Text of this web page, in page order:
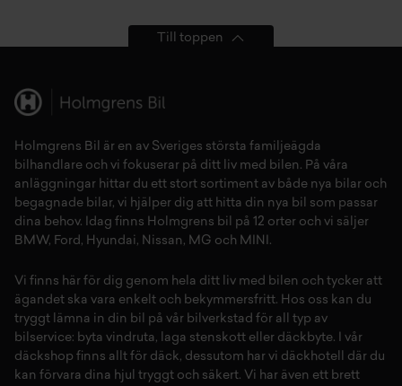
Till toppen
Holmgrens Bil är en av Sveriges största familjeägda
bilhandlare och vi fokuserar på ditt liv med bilen. På våra
anläggningar hittar du ett stort sortiment av både nya bilar och
begagnade bilar, vi hjälper dig att hitta din nya bil som passar
dina behov. Idag finns Holmgrens bil på 12 orter och vi säljer
BMW, Ford, Hyundai, Nissan , MG och MINI.
Vi finns här för dig genom hela ditt liv med bilen och tycker att
ägandet ska vara enkelt och bekymmersfritt. Hos oss kan du
tryggt lämna in din bil på vår bilverkstad för all typ av
bilservice: byta vindruta, laga stenskott eller däckbyte. I vår
däckshop finns allt för däck, dessutom har vi däckhotell där du
kan förvara dina hjul tryggt och säkert. Vi har även ett brett